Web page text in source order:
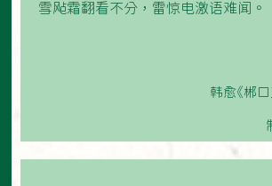
雪飐霜翻看不分，雷惊电激语难闻。